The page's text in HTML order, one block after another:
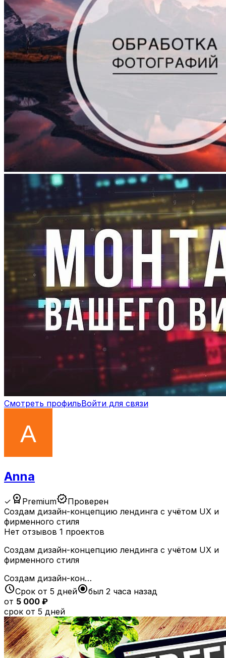
Смотреть профильВойти для связи
Anna
✓ workspace_premium PremiumverifiedПроверен
Создам дизайн-концепцию лендинга с учётом UX и
фирменного стиля
Нет отзывов 1 проектов
Создам дизайн-концепцию лендинга с учётом UX и
фирменного стиля
Создам дизайн-кон…
scheduleСрок от 5 днейradio_button_checkedбыл 2 часа назад
от 5 000 ₽
срок от 5 дней